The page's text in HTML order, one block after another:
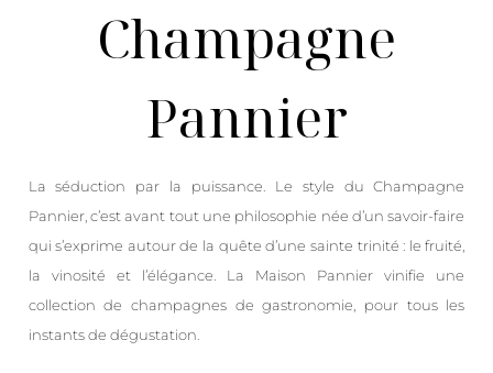
Champagne
Pannier
La séduction par la puissance. Le style du Champagne
Pannier, c’est avant tout une philosophie née d’un savoir-faire
qui s’exprime autour de la quête d’une sainte trinité : le fruité,
la vinosité et l’élégance. La Maison Pannier vinifie une
collection de champagnes de gastronomie, pour tous les
instants de dégustation.